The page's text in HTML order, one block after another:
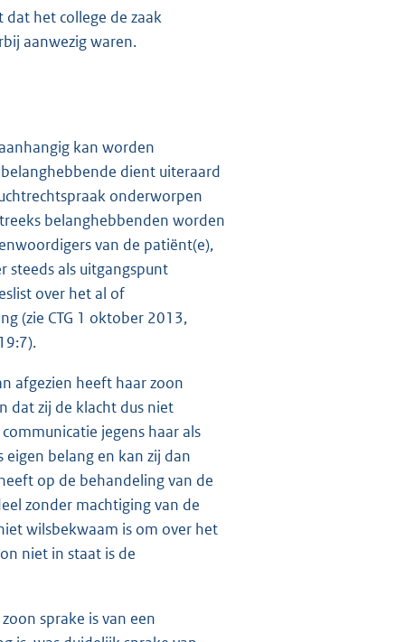
het college de zaak
aanwezig waren.
kan worden
dient uiteraard
onderworpen
belanghebbenden worden
van de patiënt(e),
steeds als uitgangspunt
over het al of
(zie CTG 1 oktober 2013,
afgezien heeft haar zoon
dat zij de klacht dus niet
jegens haar als
belang en kan zij dan
op de behandeling van de
zonder machtiging van de
wilsbekwaam is om over het
niet in staat is de
sprake is van een